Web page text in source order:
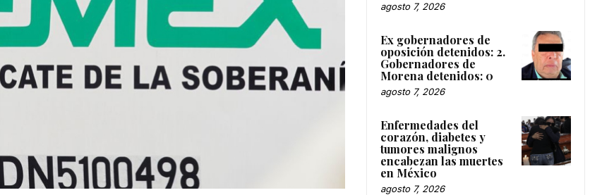
agosto 7, 2026
Ex gobernadores de
oposición detenidos: 2.
Gobernadores de
Morena detenidos: 0
agosto 7, 2026
Enfermedades del
corazón, diabetes y
tumores malignos
encabezan las muertes
en México
agosto 7, 2026